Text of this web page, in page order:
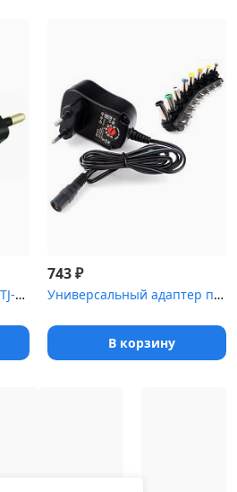
Сетевое зар./устр. Buro TJ-164b 1A универсальное черный
743₽
Универсальный адаптер питания Gembird NPA-AC4, 12Вт 8 штекеров
В корзину